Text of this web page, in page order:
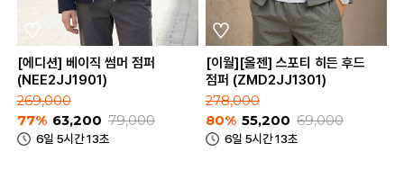
[에디션] 베이직 썸머 점퍼
(NEE2JJ1901)
269,000
77% 63,200 79,000
6일 5시간 13초
[이월][올젠] 스포티 히든 후드
점퍼 (ZMD2JJ1301)
278,000
80% 55,200 69,000
6일 5시간 13초